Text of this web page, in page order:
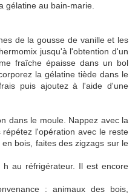
gélatine au bain-marie.
de la gousse de vanille et les
jusqu'à l'obtention d'un
fraîche épaisse dans un bol
la gélatine tiède dans le
puis ajoutez à l'aide d'une
dans le moule. Nappez avec la
l'opération avec le reste
bois, faites des zigzags sur le
au réfrigérateur. Il est encore
: animaux des bois,